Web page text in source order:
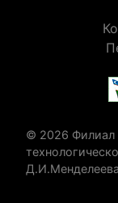
© 2026 Филиал